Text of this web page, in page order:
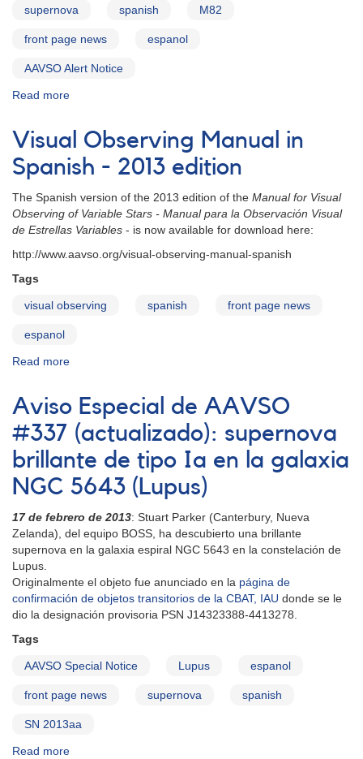
supernova spanish M82
front page news espanol
AAVSO Alert Notice
Read more
de
AAVSO
495:
Brillante
supernova
de
tipo
PSN
campaña
Visual Observing Manual in
Spanish - 2013 edition
The Spanish version of the 2013 edition of the Manual for Visual
Observing of Variable Stars - Manual para la Observación Visual
de Estrellas Variables - is now available for download here:
http://www.aavso.org/visual-observing-manual-spanish
Tags
visual observing spanish front page news
espanol
Read more
Observing
Manual
in
Spanish
-
2013
edition
Aviso Especial de AAVSO
#337 (actualizado): supernova
brillante de tipo Ia en la galaxia
NGC 5643 (Lupus)
17 de febrero de 2013: Stuart Parker (Canterbury, Nueva
Zelanda), del equipo BOSS, ha descubierto una brillante
supernova en la galaxia espiral NGC 5643 en la constelación de
Lupus.
Originalmente el objeto fue anunciado en la página de
confirmación de objetos transitorios de la CBAT, IAU donde se le
dio la designación provisoria PSN J14323388-4413278.
Tags
AAVSO Special Notice Lupus espanol
front page news supernova spanish
SN 2013aa
Read more